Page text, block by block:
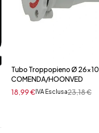
Tubo Troppopieno Ø
COMENDA/HOONVED
23,18€
18,99€IVA Esclusa